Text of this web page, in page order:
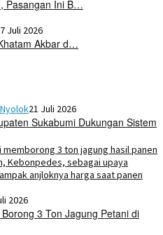
Pasangan Ini B…
7 Juli 2026
Akbar d…
21 Juli 2026
Sukabumi Dukungan Sistem
2026
3 Ton Jagung Petani di